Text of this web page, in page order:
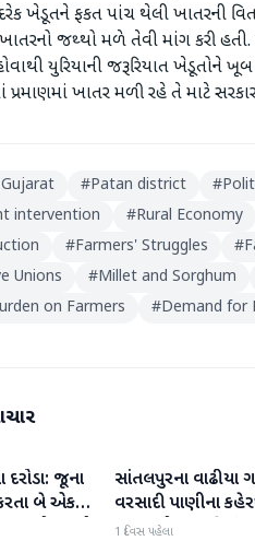
ખેડૂતને ફકત પાંચ થેલી ખાતરની
ખાતરનો જથ્થો મળે તેવી માંગ કરી
યુરિયાની જરૂરિયાત ખેડૂતોને
ખાતર મળી રહે તે માટે
#Patan district #
intervention #Rural Economy
#Farmers' Struggles #
Unions #Millet and Sorghum
on Farmers #Demand for
દરોડા: જૂના
બે એકમો
જથ્થો
પાટણ
સાંતલપુરના વાઢીયા
વરસાદી પાણીના
ગ્રામજનો હાલાકીમાં
1 દિવસ પહેલા